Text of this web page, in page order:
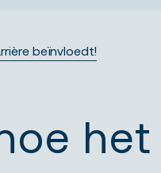
beïnvloedt!